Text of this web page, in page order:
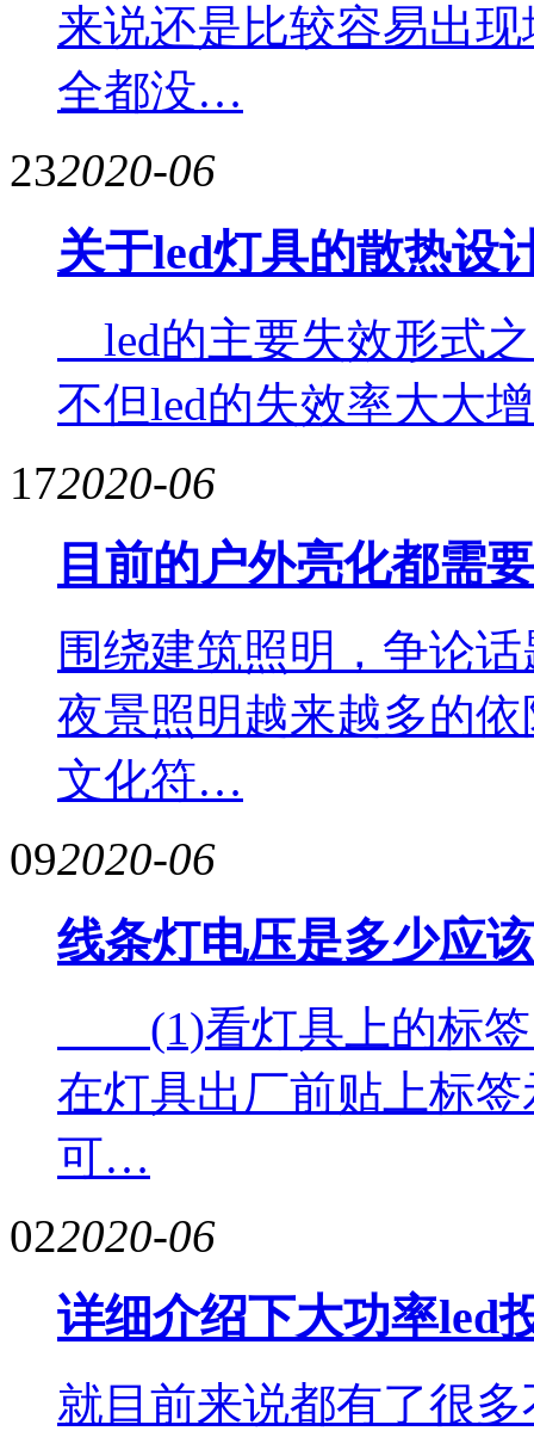
来说还是比较容易出
全都没…
232020-06
关于led灯具的散热设
led的主要失效形式
不但led的失效率大大
172020-06
目前的户外亮化都需
围绕建筑照明，争论
夜景照明越来越多的
文化符…
092020-06
线条灯电压是多少应
(1)看灯具上的标签
在灯具出厂前贴上标
可…
022020-06
详细介绍下大功率led
就目前来说都有了很